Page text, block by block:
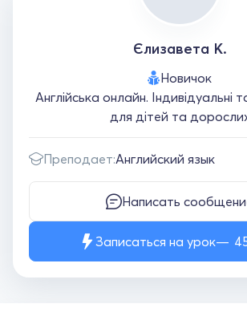
Єлизавета К.
Новичок
Англійська онлайн. Індивідуальні
для дітей та
Преподает:Английский язык
Написать
Записаться на урок